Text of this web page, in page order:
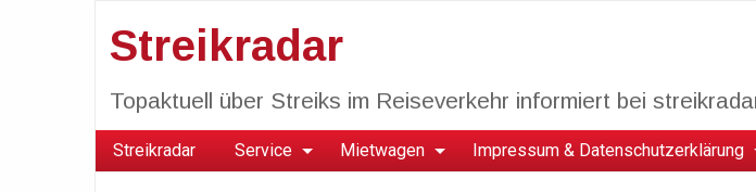
Streikradar
Topaktuell über Streiks im Reiseverkehr informiert bei
Streikradar Service Mietwagen Impressum & Datenschutzerklärung